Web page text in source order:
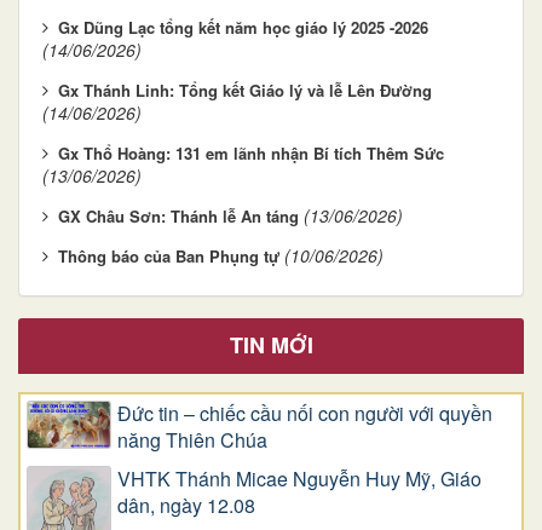
Gx Dũng Lạc tổng kết năm học giáo lý 2025 -2026
(14/06/2026)
Gx Thánh Linh: Tổng kết Giáo lý và lễ Lên Đường
(14/06/2026)
Gx Thổ Hoàng: 131 em lãnh nhận Bí tích Thêm Sức
(13/06/2026)
GX Châu Sơn: Thánh lễ An táng (13/06/2026)
Thông báo của Ban Phụng tự (10/06/2026)
TIN MỚI
Đức tin – chiếc cầu nối con người với quyền
năng Thiên Chúa
VHTK Thánh Micae Nguyễn Huy Mỹ, Giáo
dân, ngày 12.08